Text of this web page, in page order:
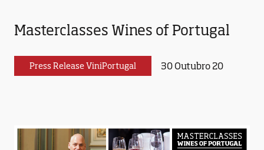
Masterclasses Wines of Portugal
Press Release ViniPortugal 30 Outubro 20